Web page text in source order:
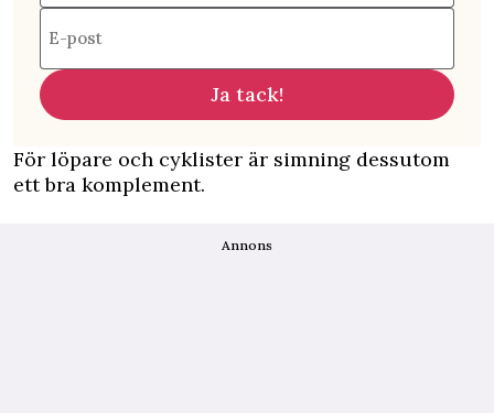
E-post
Ja tack!
För löpare och cyklister är simning dessutom
ett bra komplement.
Annons